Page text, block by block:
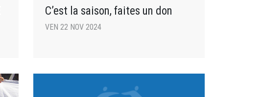
C’est la saison, faites un don
VEN 22 NOV 2024